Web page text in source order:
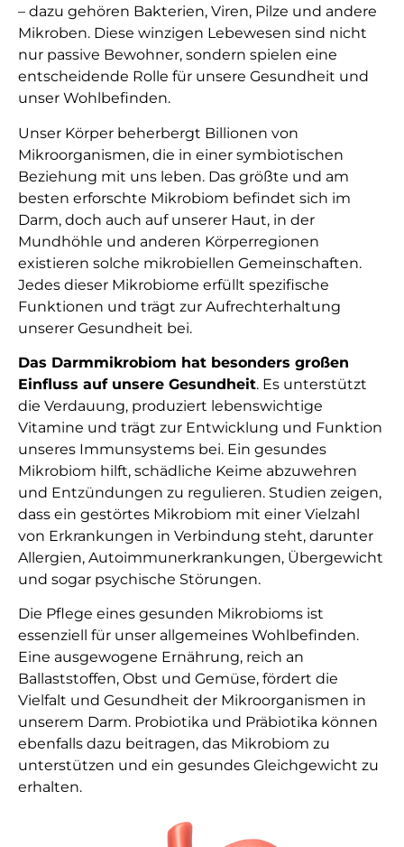
– dazu gehören Bakterien, Viren, Pilze und andere
Mikroben. Diese winzigen Lebewesen sind nicht
nur passive Bewohner, sondern spielen eine
entscheidende Rolle für unsere Gesundheit und
unser Wohlbefinden.
Unser Körper beherbergt Billionen von
Mikroorganismen, die in einer symbiotischen
Beziehung mit uns leben. Das größte und am
besten erforschte Mikrobiom befindet sich im
Darm, doch auch auf unserer Haut, in der
Mundhöhle und anderen Körperregionen
existieren solche mikrobiellen Gemeinschaften.
Jedes dieser Mikrobiome erfüllt spezifische
Funktionen und trägt zur Aufrechterhaltung
unserer Gesundheit bei.
Das Darmmikrobiom hat besonders großen
Einfluss auf unsere Gesundheit. Es unterstützt
die Verdauung, produziert lebenswichtige
Vitamine und trägt zur Entwicklung und Funktion
unseres Immunsystems bei. Ein gesundes
Mikrobiom hilft, schädliche Keime abzuwehren
und Entzündungen zu regulieren. Studien zeigen,
dass ein gestörtes Mikrobiom mit einer Vielzahl
von Erkrankungen in Verbindung steht, darunter
Allergien, Autoimmunerkrankungen, Übergewicht
und sogar psychische Störungen.
Die Pflege eines gesunden Mikrobioms ist
essenziell für unser allgemeines Wohlbefinden.
Eine ausgewogene Ernährung, reich an
Ballaststoffen, Obst und Gemüse, fördert die
Vielfalt und Gesundheit der Mikroorganismen in
unserem Darm. Probiotika und Präbiotika können
ebenfalls dazu beitragen, das Mikrobiom zu
unterstützen und ein gesundes Gleichgewicht zu
erhalten.